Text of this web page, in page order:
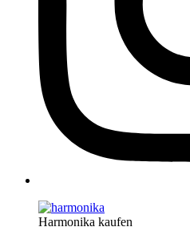
Harmonika kaufen